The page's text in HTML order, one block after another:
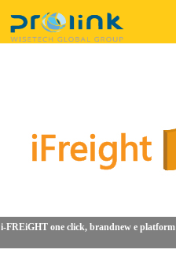
i-FREiGHT one click, brandnew e platform